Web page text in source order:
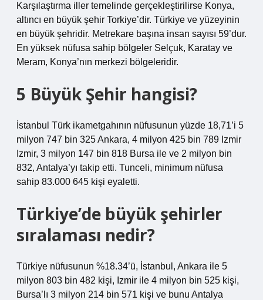
Karşılaştırma iller temelinde gerçekleştirilirse Konya,
altıncı en büyük şehir Torkiye’dir. Türkiye ve yüzeyinin
en büyük şehridir. Metrekare başına insan sayısı 59’dur.
En yüksek nüfusa sahip bölgeler Selçuk, Karatay ve
Meram, Konya’nın merkezi bölgeleridir.
5 Büyük Şehir hangisi?
İstanbul Türk ikametgahının nüfusunun yüzde 18,71’i 5
milyon 747 bin 325 Ankara, 4 milyon 425 bin 789 Izmir
Izmir, 3 milyon 147 bin 818 Bursa ile ve 2 milyon bin
832, Antalya’yı takip etti. Tunceli, minimum nüfusa
sahip 83.000 645 kişi eyaletti.
Türkiye’de büyük şehirler
sıralaması nedir?
Türkiye nüfusunun %18.34’ü, İstanbul, Ankara ile 5
milyon 803 bin 482 kişi, Izmir ile 4 milyon bin 525 kişi,
Bursa’lı 3 milyon 214 bin 571 kişi ve bunu Antalya